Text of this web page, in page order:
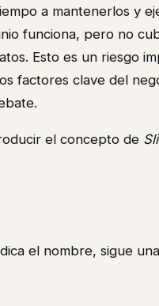
a mantenerlos y
funciona, pero no
Esto es un riesgo
factores clave del
el concepto de
el nombre, sigue